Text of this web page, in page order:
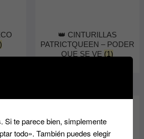
👑 CINTURILLAS
PATRICTQUEEN – PODER
QUE SE VE (1)
Si te parece bien, simplemente
todo». También puedes elegir